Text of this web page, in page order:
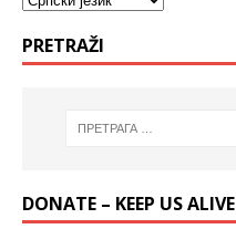
PRETRAŽI
DONATE – KEEP US ALIVE